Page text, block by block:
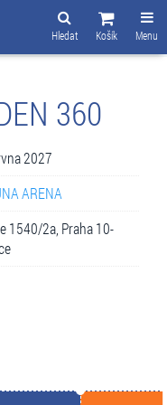
Menu
Košík
Hledat
360
2027
ARENA
1540/2a, Praha 10-